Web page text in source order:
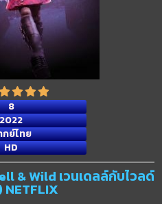
8
2022
ย์ไทย
HD
& Wild เวนเดลล์กับไวลด์
NETFLIX